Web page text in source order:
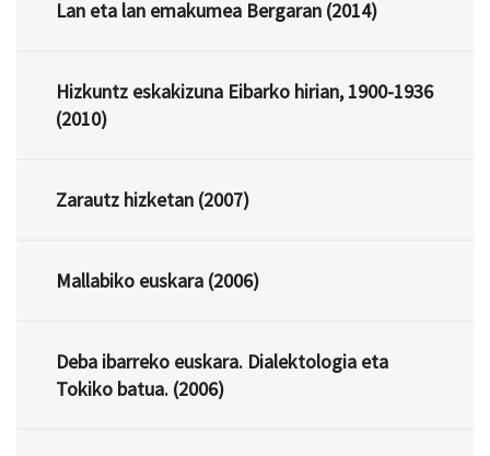
Lan eta lan emakumea Bergaran (2014)
Hizkuntz eskakizuna Eibarko hirian, 1900-1936
(2010)
Zarautz hizketan (2007)
Mallabiko euskara (2006)
Deba ibarreko euskara. Dialektologia eta
Tokiko batua. (2006)